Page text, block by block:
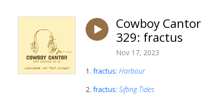
Cowboy Cantor
329: fractus
Nov 17, 2023
1. fractus: Harbour
2. fractus: Sifting Tides